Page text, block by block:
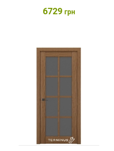
6729 грн